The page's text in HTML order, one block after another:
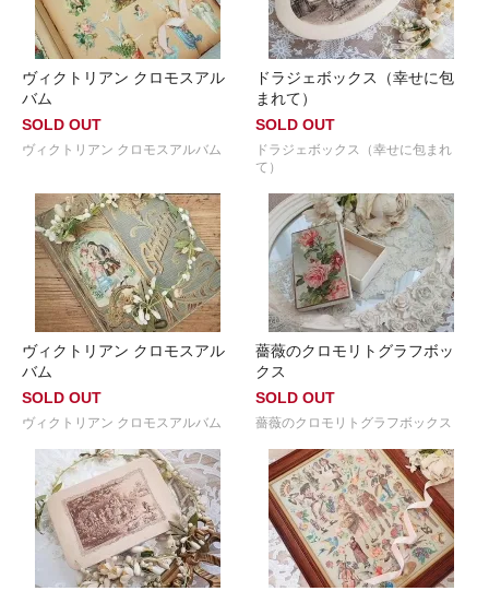
ヴィクトリアン クロモスアル
バム
SOLD OUT
ヴィクトリアン クロモスアルバム
ドラジェボックス（幸せに包
まれて）
SOLD OUT
ドラジェボックス（幸せに包まれ
て）
ヴィクトリアン クロモスアル
バム
SOLD OUT
ヴィクトリアン クロモスアルバム
薔薇のクロモリトグラフボッ
クス
SOLD OUT
薔薇のクロモリトグラフボックス